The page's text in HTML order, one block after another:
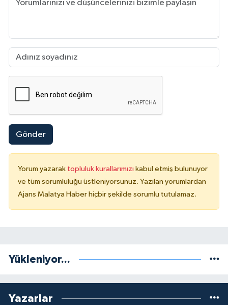
Gönder
Yorum yazarak topluluk kurallarımızı kabul etmiş bulunuyor
ve tüm sorumluluğu üstleniyorsunuz. Yazılan yorumlardan
Ajans Malatya Haber hiçbir şekilde sorumlu tutulamaz.
Yükleniyor...
Yazarlar